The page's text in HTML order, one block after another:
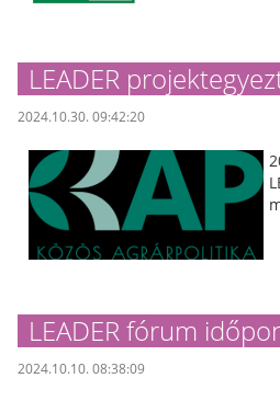
LEADER
2024.10.30. 09:42:20
LEADER fórum
2024.10.10. 08:38:09